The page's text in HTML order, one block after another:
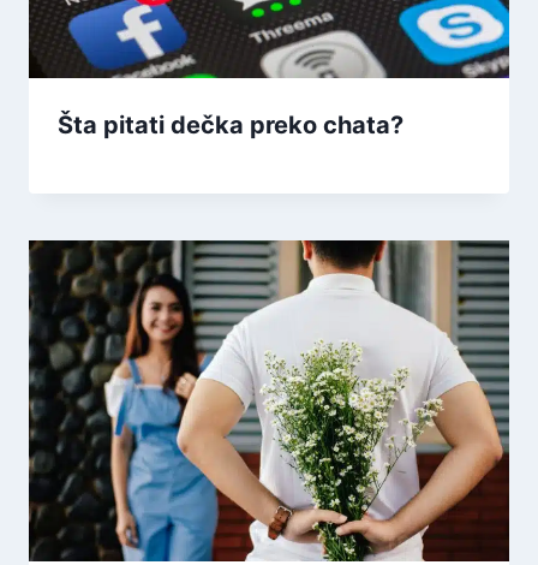
Šta pitati dečka preko chata?